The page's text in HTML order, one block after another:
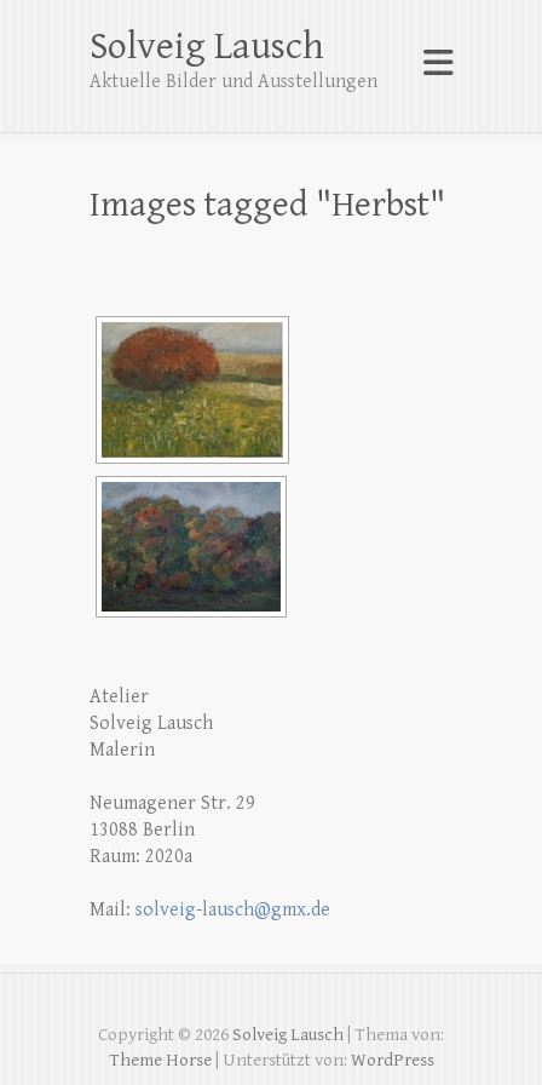
Solveig Lausch
Aktuelle Bilder und Ausstellungen
Images tagged "Herbst"
Atelier
Solveig Lausch
Malerin
Neumagener Str. 29
13088 Berlin
Raum: 2020a
Mail: solveig-lausch@gmx.de
Copyright © 2026 Solveig Lausch | Thema von:
Theme Horse| Unterstützt von: WordPress